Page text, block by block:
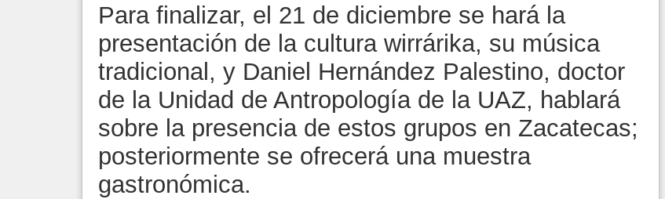
Para finalizar, el 21 de diciembre se hará la
presentación de la cultura wirrárika, su música
tradicional, y Daniel Hernández Palestino, doctor
de la Unidad de Antropología de la UAZ, hablará
sobre la presencia de estos grupos en Zacatecas;
posteriormente se ofrecerá una muestra
gastronómica.